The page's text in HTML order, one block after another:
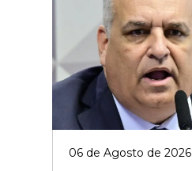
06 de Agosto de 2026